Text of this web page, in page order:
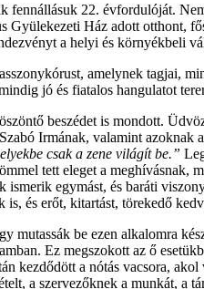
22. évfordulóját.
Ház adott otthont,
a helyi és környékbeli
amelynek tagjai,
jó és fiatalos hangulatot
beszédet is mondott.
Irmának, valamint
csak a zene világít be.”
tett eleget a meghívásnak,
ismerik egymást, és baráti
és erőt, kitartást, törekedő
mutassák be ezen alkalomra
Ez megszokott az ő
kezdődött a nótás vacsora,
a szervezőknek a munkát, a